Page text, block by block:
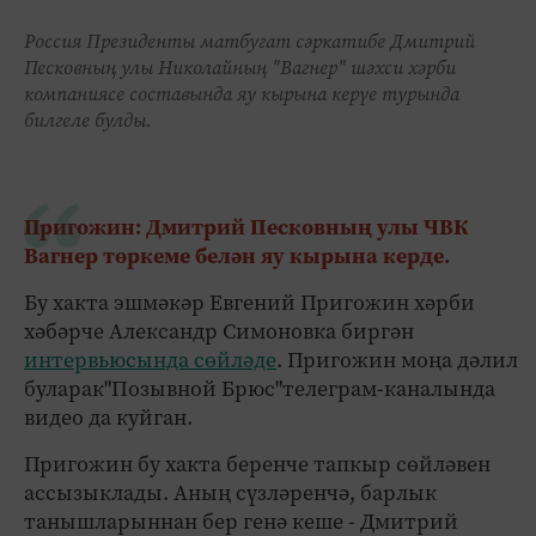
Россия Президенты матбугат сәркатибе Дмитрий
Песковның улы Николайның "Вагнер" шәхси хәрби
компаниясе составында яу кырына керүе турында
билгеле булды.
Пригожин: Дмитрий Песковның улы ЧВК
Вагнер төркеме белән яу кырына керде.
Бу хакта эшмәкәр Евгений Пригожин хәрби
хәбәрче Александр Симоновка биргән
интервьюсында сөйләде. Пригожин моңа дәлил
буларак"Позывной Брюс"телеграм-каналында
видео да куйган.
Пригожин бу хакта беренче тапкыр сөйләвен
ассызыклады. Аның сүзләренчә, барлык
танышларыннан бер генә кеше - Дмитрий